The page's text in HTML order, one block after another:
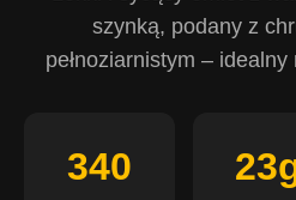
szynką, podany z
pełnoziarnistym –
340